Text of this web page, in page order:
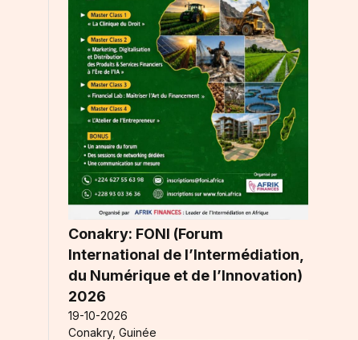
Conakry: FONI (Forum
International de l’Intermédiation,
du Numérique et de l’Innovation)
2026
19-10-2026
Conakry, Guinée